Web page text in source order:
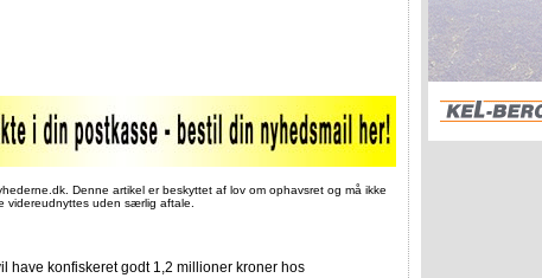
Denne artikel er beskyttet af lov om ophavsret og må ikke
videreudnyttes uden særlig aftale.
have konfiskeret godt 1,2 millioner kroner hos